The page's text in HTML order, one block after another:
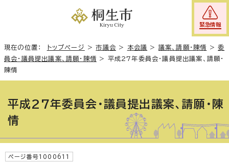
緊急情報
現在の位置： トップページ >市議会 > 本会議 > 議案、請願・陳情 >委
員会・議員提出議案、請願・陳情 > 平成27年委員会・議員提出議案、請願・
陳情
平成27年委員会・議員提出議案、請願・陳
情
ページ番号1000611